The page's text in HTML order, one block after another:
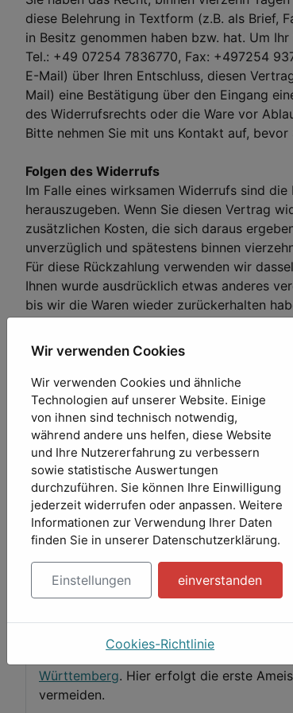
Wir verwenden Cookies
Wir verwenden Cookies und ähnliche
Technologien auf unserer Website. Einige
von ihnen sind technisch notwendig,
während andere uns helfen, diese Website
und Ihre Nutzererfahrung zu verbessern
sowie statistische Auswertungen
durchzuführen. Sie können Ihre Einwilligung
jederzeit widerrufen oder anpassen. Weitere
Informationen zur Verwendung Ihrer Daten
finden Sie in unserer Datenschutzerklärung.
Einstellungen einverstanden
Cookies-Richtlinie
diese Belehrung in Textform (z.B. als Brief,
in Besitz genommen haben bzw. hat. Um
Tel.: +49 07254 7836770, Fax: +497254
E-Mail) über Ihren Entschluss, diesen
Mail) eine Bestätigung über den Eingang
des Widerrufsrechts oder die Ware vor
Bitte nehmen Sie mit uns Kontakt auf,
Folgen des Widerrufs
Im Falle eines wirksamen Widerrufs sind
herauszugeben. Wenn Sie diesen Vertrag
zusätzlichen Kosten, die sich daraus
unverzüglich und spätestens binnen
Für diese Rückzahlung verwenden wir
Ihnen wurde ausdrücklich etwas anderes
bis wir die Waren wieder zurückerhalten
Sie haben die Waren unverzüglich und in
uns zurückzusenden oder zu übergeben.
Kosten der Rücksendung der Waren.
Sie müssen für einen etwaigen
Funktionsweise der Waren nicht
bestimmungsgemäße Ingebrauchnahme
unterlassen, was deren Wert beeinträchtigt.
Verpflichtungen zur Erstattung von
Rücknahmeverlangens, für uns mit dem
Vorheriger Beitrag: AGB
Zurück
jetzt!
1. Ameisensäurebehandlung
Bitte behandeln Sie gemäß dem in Ihrer
Württemberg. Hier erfolgt die erste
vermeiden.